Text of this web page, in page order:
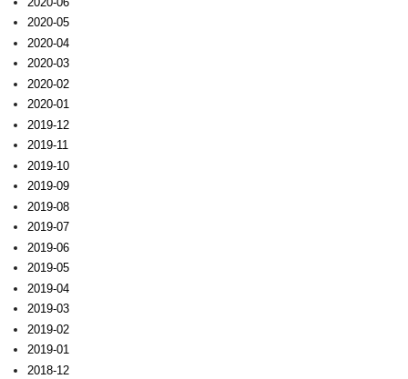
2020-05
2020-04
2020-03
2020-02
2020-01
2019-12
2019-11
2019-10
2019-09
2019-08
2019-07
2019-06
2019-05
2019-04
2019-03
2019-02
2019-01
2018-12